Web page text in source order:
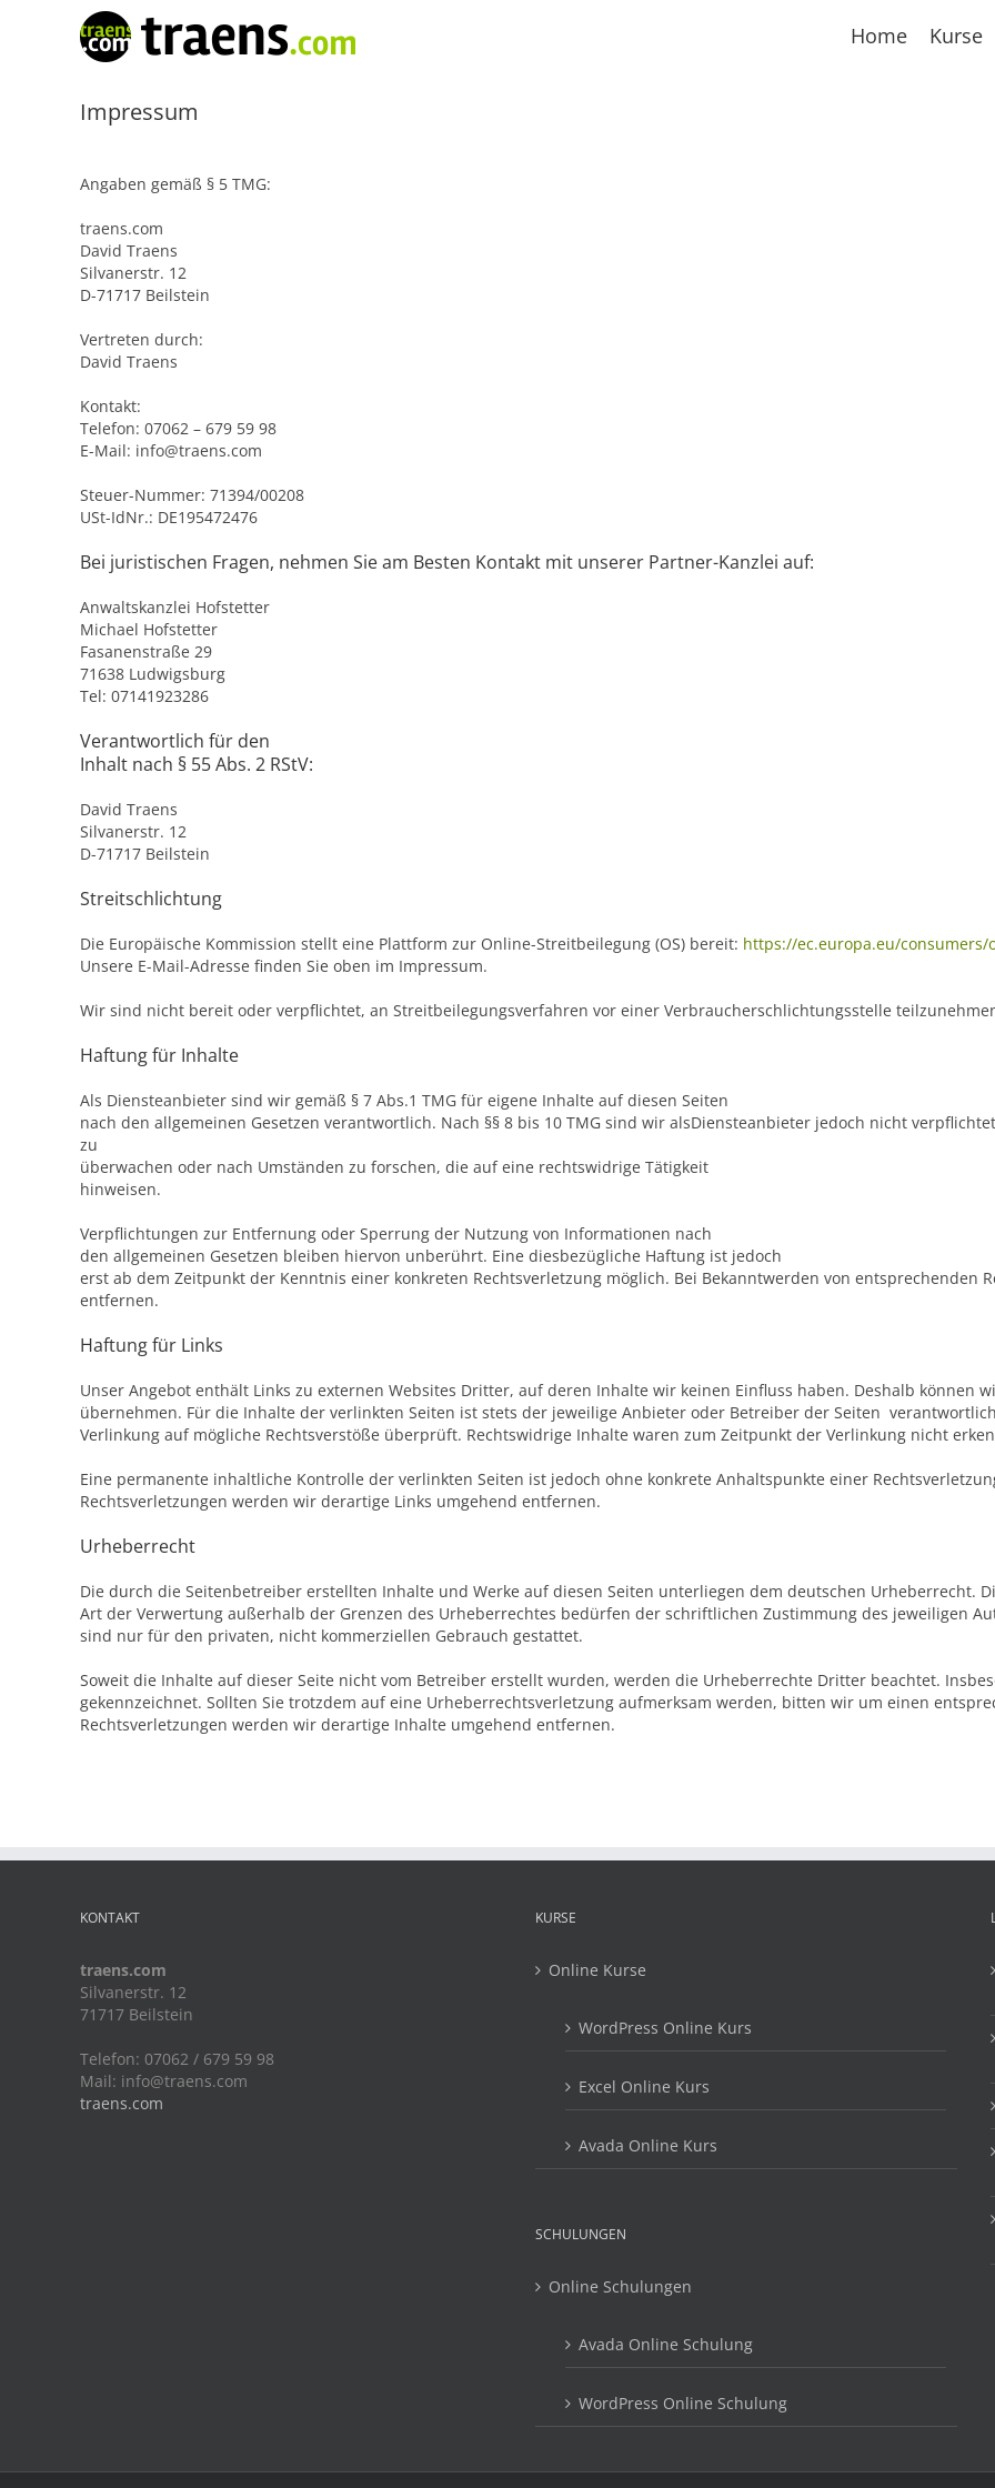
Home Kurse
Impressum
Angaben gemäß § 5 TMG:
traens.com
David Traens
Silvanerstr. 12
D-71717 Beilstein
Vertreten durch:
David Traens
Kontakt:
Telefon: 07062 – 679 59 98
E-Mail: info@traens.com
Steuer-Nummer: 71394/00208
USt-IdNr.: DE195472476
Bei juristischen Fragen, nehmen Sie am Besten Kontakt mit unserer Partner-Kanzlei auf:
Anwaltskanzlei Hofstetter
Michael Hofstetter
Fasanenstraße 29
71638 Ludwigsburg
Tel: 07141923286
Verantwortlich für den
Inhalt nach § 55 Abs. 2 RStV:
David Traens
Silvanerstr. 12
D-71717 Beilstein
Streitschlichtung
Die Europäische Kommission stellt eine Plattform zur Online-Streitbeilegung (OS) bereit: https://ec.europa.eu/consumers/
Unsere E-Mail-Adresse finden Sie oben im Impressum.
Wir sind nicht bereit oder verpflichtet, an Streitbeilegungsverfahren vor einer Verbraucherschlichtungsstelle
Haftung für Inhalte
Als Diensteanbieter sind wir gemäß § 7 Abs.1 TMG für eigene Inhalte auf diesen Seiten
nach den allgemeinen Gesetzen verantwortlich. Nach §§ 8 bis 10 TMG sind wir alsDiensteanbieter jedoch nicht
zu
überwachen oder nach Umständen zu forschen, die auf eine rechtswidrige Tätigkeit
hinweisen.
Verpflichtungen zur Entfernung oder Sperrung der Nutzung von Informationen nach
den allgemeinen Gesetzen bleiben hiervon unberührt. Eine diesbezügliche Haftung ist jedoch
erst ab dem Zeitpunkt der Kenntnis einer konkreten Rechtsverletzung möglich. Bei Bekanntwerden von entsprechenden
entfernen.
Haftung für Links
Unser Angebot enthält Links zu externen Websites Dritter, auf deren Inhalte wir keinen Einfluss haben. Deshalb können
übernehmen. Für die Inhalte der verlinkten Seiten ist stets der jeweilige Anbieter oder Betreiber der Seiten
Verlinkung auf mögliche Rechtsverstöße überprüft. Rechtswidrige Inhalte waren zum Zeitpunkt der Verlinkung nicht
Eine permanente inhaltliche Kontrolle der verlinkten Seiten ist jedoch ohne konkrete Anhaltspunkte einer
Rechtsverletzungen werden wir derartige Links umgehend entfernen.
Urheberrecht
Die durch die Seitenbetreiber erstellten Inhalte und Werke auf diesen Seiten unterliegen dem deutschen Urheberrecht.
Art der Verwertung außerhalb der Grenzen des Urheberrechtes bedürfen der schriftlichen Zustimmung des jeweiligen
sind nur für den privaten, nicht kommerziellen Gebrauch gestattet.
Soweit die Inhalte auf dieser Seite nicht vom Betreiber erstellt wurden, werden die Urheberrechte Dritter beachtet.
gekennzeichnet. Sollten Sie trotzdem auf eine Urheberrechtsverletzung aufmerksam werden, bitten wir um einen
Rechtsverletzungen werden wir derartige Inhalte umgehend entfernen.
KONTAKT
traens.com
Silvanerstr. 12
71717 Beilstein
Telefon: 07062 / 679 59 98
Mail: info@traens.com
traens.com
KURSE
Online Kurse
WordPress Online Kurs
Excel Online Kurs
Avada Online Kurs
SCHULUNGEN
Online Schulungen
Avada Online Schulung
WordPress Online Schulung